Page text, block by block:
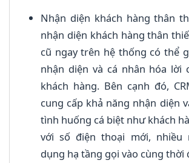
Nhận diện khách hàng thân
nhận diện khách hàng thân
cũ ngay trên hệ thống có thể
nhận diện và cá nhân hóa lời
khách hàng. Bên cạnh đó,
cung cấp khả năng nhận diện
tình huống cá biệt như khách
với số điện thoại mới, nhiều
dụng hạ tầng gọi vào cùng thời